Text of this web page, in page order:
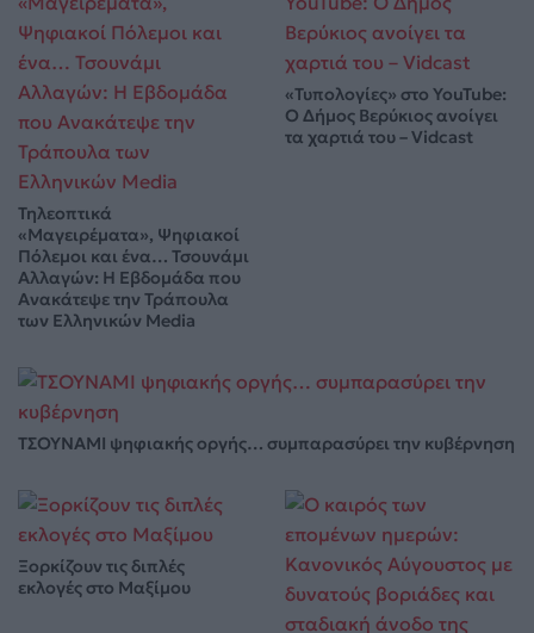
Τηλεοπτικά
«Μαγειρέματα», Ψηφιακοί
Πόλεμοι και ένα… Τσουνάμι
Αλλαγών: Η Εβδομάδα που
Ανακάτεψε την Τράπουλα
των Ελληνικών Media
«Τυπολογίες» στο YouTube:
Ο Δήμος Βερύκιος ανοίγει
τα χαρτιά του – Vidcast
ΤΣΟΥΝΑΜΙ ψηφιακής οργής… συμπαρασύρει την κυβέρνηση
Ξορκίζουν τις διπλές
εκλογές στο Μαξίμου